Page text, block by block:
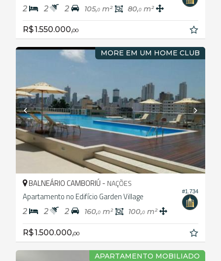
2 2 2 105,0 m² 80,0 m²
R$ 1.550.000,00
MORE EM UM HOME CLUB
#1.734
BALNEÁRIO CAMBORIÚ - NAÇÕES
Apartamento no Edifício Garden Village
2 2 2 160,0 m² 100,0 m²
R$ 1.500.000,00
APARTAMENTO MOBILIADO